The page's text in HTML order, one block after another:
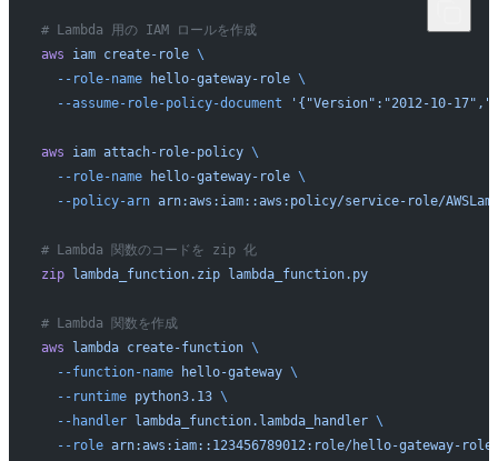
# Lambda 用の IAM ロールを作成
aws iam create-role \
  --role-name
hello-gateway-role \
  --assume-role-policy-document
'{"Version":"2012-10-
aws iam attach-role-policy \
  --role-name
hello-gateway-role \
  --policy-arn
arn:aws:iam::aws:policy/service-role/
# Lambda 関数のコードを zip 化
zip lambda_function.zip lambda_function.py
# Lambda 関数を作成
aws lambda create-function \
  --function-name
hello-gateway \
  --runtime
python3.13 \
  --handler
lambda_function.lambda_handler \
  --role
arn:aws:iam::123456789012:role/hello-gateway-role